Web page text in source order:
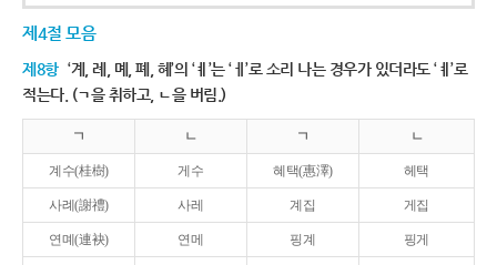
제4절 모음
제8항 ‘계, 례, 몌, 폐, 혜’의 ‘ㅖ’는 ‘ㅔ’로 소리 나는 경우가 있더라도 ‘ㅖ’로
적는다. (ㄱ을 취하고, ㄴ을 버림.)
ㄱ ㄴ ㄱ ㄴ
계수(桂樹) 게수 혜택(惠澤) 헤택
사례(謝禮) 사레 계집 게집
연몌(連袂) 연메 핑계 핑게